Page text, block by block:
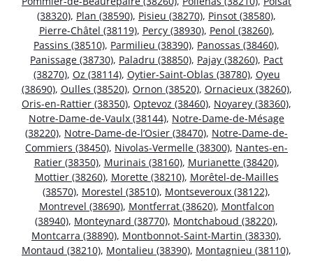
(38320), Plan (38590), Pisieu (38270), Pinsot (38580),
Pierre-Châtel (38119), Percy (38930), Penol (38260),
Passins (38510), Parmilieu (38390), Panossas (38460),
Panissage (38730), Paladru (38850), Pajay (38260), Pact
(38270), Oz (38114), Oytier-Saint-Oblas (38780), Oyeu
(38690), Oulles (38520), Ornon (38520), Ornacieux (38260),
Oris-en-Rattier (38350), Optevoz (38460), Noyarey (38360),
Notre-Dame-de-Vaulx (38144), Notre-Dame-de-Mésage
(38220), Notre-Dame-de-l’Osier (38470), Notre-Dame-de-
Commiers (38450), Nivolas-Vermelle (38300), Nantes-en-
Ratier (38350), Murinais (38160), Murianette (38420),
Mottier (38260), Morette (38210), Morêtel-de-Mailles
(38570), Morestel (38510), Montseveroux (38122),
Montrevel (38690), Montferrat (38620), Montfalcon
(38940), Monteynard (38770), Montchaboud (38220),
Montcarra (38890), Montbonnot-Saint-Martin (38330),
Montaud (38210), Montalieu (38390), Montagnieu (38110),